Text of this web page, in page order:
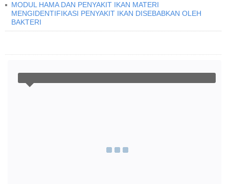
MODUL HAMA DAN PENYAKIT IKAN MATERI
MENGIDENTIFIKASI PENYAKIT IKAN DISEBABKAN OLEH
BAKTERI